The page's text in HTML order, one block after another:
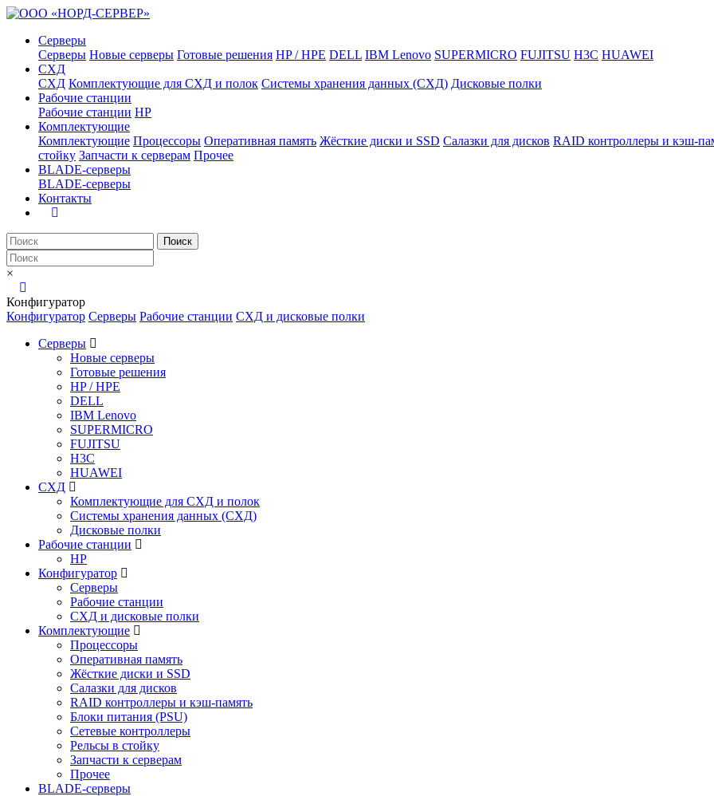
Серверы
Серверы Новые серверы Готовые решения HP / HPE DELL IBM Lenovo SUPERMICRO FUJITSU H3C HUAWEI
СХД
СХД Комплектующие для СХД и полок Системы хранения данных (СХД) Дисковые полки
Рабочие станции
Рабочие станции HP
Комплектующие
Комплектующие Процессоры Оперативная память Жёсткие диски и SSD Салазки для дисков RAID контроллеры и кэш-
стойку Запчасти к серверам Прочее
BLADE-серверы
BLADE-серверы
Контакты
Поиск
×
Конфигуратор
Конфигуратор Серверы Рабочие станции СХД и дисковые полки
Серверы
Новые серверы
Готовые решения
HP / HPE
DELL
IBM Lenovo
SUPERMICRO
FUJITSU
H3C
HUAWEI
СХД
Комплектующие для СХД и полок
Системы хранения данных (СХД)
Дисковые полки
Рабочие станции
HP
Конфигуратор
Серверы
Рабочие станции
СХД и дисковые полки
Комплектующие
Процессоры
Оперативная память
Жёсткие диски и SSD
Салазки для дисков
RAID контроллеры и кэш-память
Блоки питания (PSU)
Сетевые контроллеры
Рельсы в стойку
Запчасти к серверам
Прочее
BLADE-серверы